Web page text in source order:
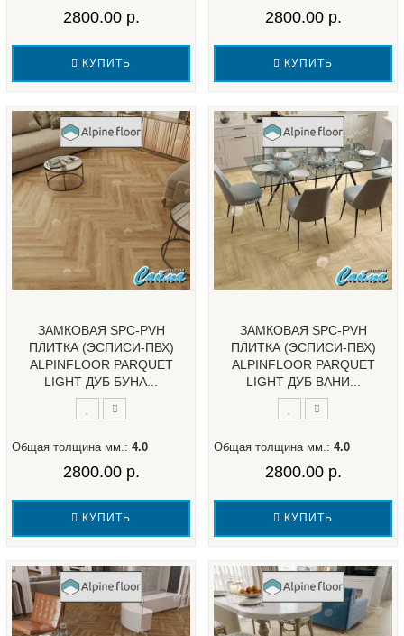
2800.00 р.
КУПИТЬ
2800.00 р.
КУПИТЬ
ЗАМКОВАЯ SPC-PVH
ПЛИТКА (ЭСПИСИ-ПВХ)
ALPINFLOOR PARQUET
LIGHT ДУБ БУНА...
Общая толщина мм.: 4.0
2800.00 р.
КУПИТЬ
ЗАМКОВАЯ SPC-PVH
ПЛИТКА (ЭСПИСИ-ПВХ)
ALPINFLOOR PARQUET
LIGHT ДУБ ВАНИ...
Общая толщина мм.: 4.0
2800.00 р.
КУПИТЬ